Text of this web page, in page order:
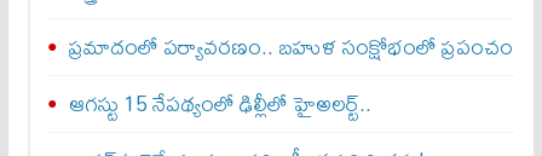
ప్రమాదంలో పర్యావరణం.. బహుళ సంక్షోభంలో ప్రపంచం
ఆగస్టు 15 నేపథ్యంలో ఢిల్లీలో హైఅలర్ట్..